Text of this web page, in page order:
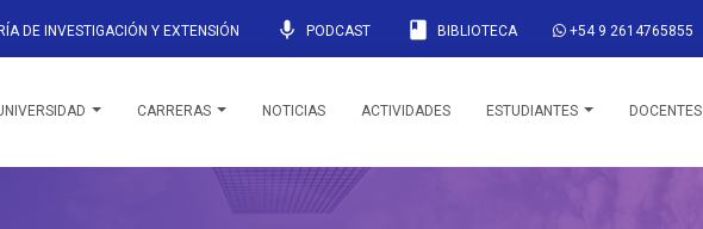
DE INVESTIGACIÓN Y EXTENSIÓN mic PODCAST book BIBLIOTECA +54 9 2614765855
CARRERAS NOTICIAS ACTIVIDADES ESTUDIANTES DOCENTES